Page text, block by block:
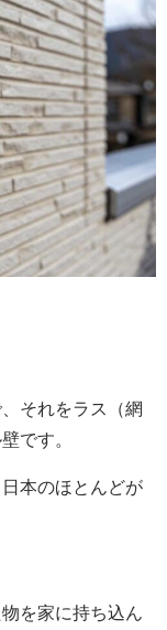
それをラス（網
です。
本のほとんどが
を家に持ち込ん